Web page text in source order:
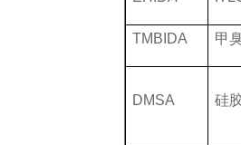
TMBIDA 甲
DMSA 硅